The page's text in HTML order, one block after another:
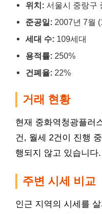
위치: 서울시 중랑구
준공일: 2007년 7월
세대 수: 109세대
용적률: 250%
건폐율: 22%
거래 현황
현재 중화역청광플러
건, 월세 2건이 진행
행되지 않고 있습니다.
주변 시세 비교
인근 지역의 시세를